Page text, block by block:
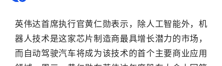
英伟达首席执行官黄仁勋表示，除人工智能外，机
器人技术是这家芯片制造商最具增长潜力的市场，
而自动驾驶汽车将成为该技术的首个主要商业应用